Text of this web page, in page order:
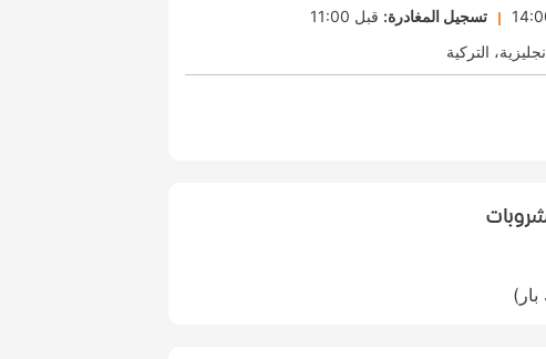
تسجيل المغادرة: قبل 11:00
التركية